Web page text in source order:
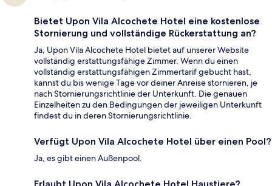
Bietet Upon Vila Alcochete Hotel eine kostenlose
Stornierung und vollständige Rückerstattung an?
Ja, Upon Vila Alcochete Hotel bietet auf unserer Website
vollständig erstattungsfähige Zimmer. Wenn du einen
vollständig erstattungsfähigen Zimmertarif gebucht hast,
kannst du bis wenige Tage vor deiner Anreise stornieren, je
nach Stornierungsrichtlinie der Unterkunft. Die genauen
Einzelheiten zu den Bedingungen der jeweiligen Unterkunft
findest du in deren Stornierungsrichtlinie.
Verfügt Upon Vila Alcochete Hotel über einen Pool?
Ja, es gibt einen Außenpool.